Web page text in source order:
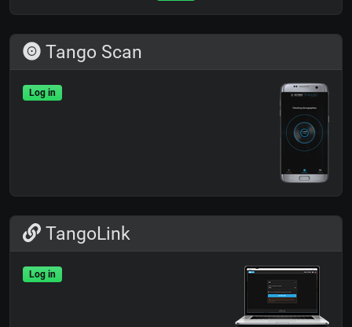
Tango Scan
Log in
TangoLink
Log in